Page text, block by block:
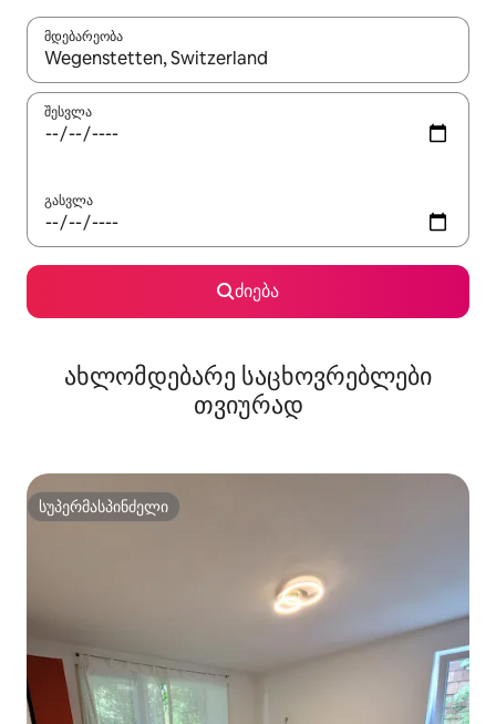
მდებარეობა
როცა შედეგები ხელმისაწვდომი გახდება, ნავიგაციისთვის
შესვლა
გასვლა
ძიება
ახლომდებარე საცხოვრებლები
თვიურად
სუპერმასპინძელი
სუპერმასპინძელი